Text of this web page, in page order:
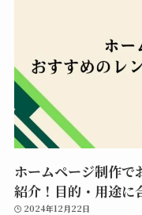
ホームページ制作で
紹介！目的・用途に
2024年12月22日